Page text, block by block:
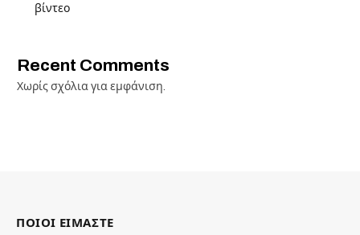
βίντεο
Recent Comments
Χωρίς σχόλια για εμφάνιση.
ΠΟΙΟΙ ΕΙΜΑΣΤΕ